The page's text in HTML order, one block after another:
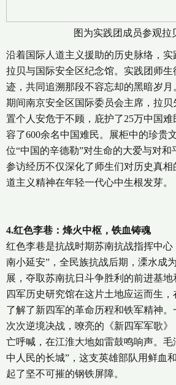
图为实践团成员参观拉
沿着国际人道主义援助的历史脉络，
拉贝与国际安全区纪念馆。实践团师
迹，共同追溯那段不容忘却的黑暗岁
期间南京安全区国际委员会主席，拉贝
置个人安危于不顾，庇护了25万中国
容了600余名中国难民。展柜中的珍贵
位“中国的辛德勒”对生命的大爱与对
参访经历不仅深化了师生们对历史真相
道主义精神在年轻一代心中生根发芽。
4.红色李巷：烽火中枢，铁血铸魂
红色李巷是抗战时期苏南抗战指挥中心
南小延安”，全民族抗战后期，溧水成
展，夺取苏南抗日斗争胜利的前进基
四军历史研究馆在这片土地应运而生
了解了新四军的革命历程和铁军精神
次次逆境决战，嘹亮的《新四军军歌
亡呼喊，在江淮大地如雷鼓鸣响声。毛
中人民的长城”，这支英雄部队用鲜血
起了坚不可摧的钢铁屏障。